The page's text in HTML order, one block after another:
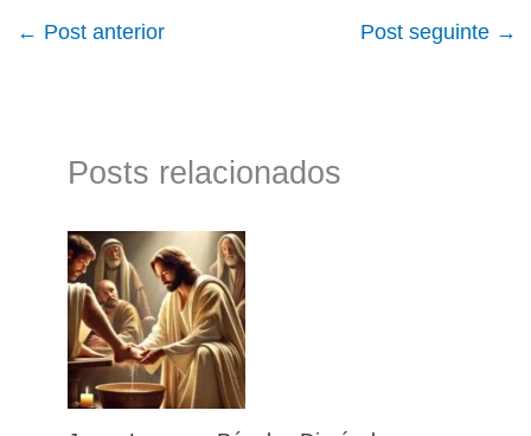
← Post anterior Post seguinte →
Posts relacionados